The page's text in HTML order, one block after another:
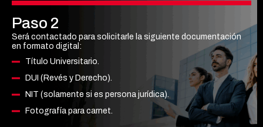
Paso 2
Será contactado para solicitarle la siguiente documentación
en formato digital:
Título Universitario.
DUI (Revés y Derecho).
NIT (solamente si es persona jurídica).
Fotografía para carnet.